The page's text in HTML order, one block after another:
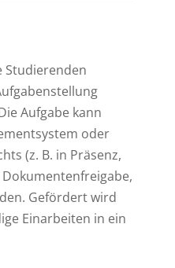
Studierenden
Aufgabe kann
oder
(z. B. in Präsenz,
Gefördert wird
Einarbeiten in ein